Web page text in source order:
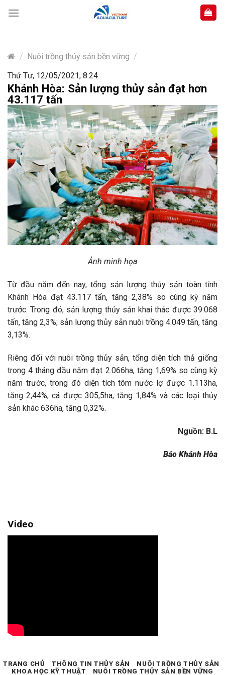
content
/ Nuôi trồng thủy sản bền vững /
Thứ Tư, 12/05/2021, 8:24
Khánh Hòa: Sản lượng thủy sản đạt hơn
43.117 tấn
Ảnh minh họa
Từ đầu năm đến nay, tổng sản lượng thủy sản toàn tỉnh
Khánh Hòa đạt 43.117 tấn, tăng 2,38% so cùng kỳ năm
trước. Trong đó, sản lượng thủy sản khai thác được 39.068
tấn, tăng 2,3%; sản lượng thủy sản nuôi trồng 4.049 tấn, tăng
3,13%.
Riêng đối với nuôi trồng thủy sản, tổng diện tích thả giống
trong 4 tháng đầu năm đạt 2.066ha, tăng 1,69% so cùng kỳ
năm trước, trong đó diện tích tôm nước lợ được 1.113ha,
tăng 2,44%; cá được 305,5ha, tăng 1,84% và các loại thủy
sản khác 636ha, tăng 0,32%.
Nguồn: B.L
Báo Khánh Hòa
Video
TRANG CHỦ THÔNG TIN THỦY SẢN
NUÔI TRỒNG THỦY SẢN
KHOA HỌC KỸ THUẬT
NUÔI TRỒNG THỦY SẢN BỀN VỮNG